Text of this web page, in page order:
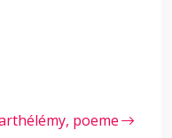
poeme